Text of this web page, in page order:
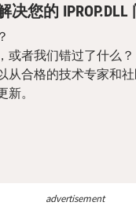
您的 IPROP.DLL
或者我们错过了什么？
从合格的技术专家和
。
advertisement